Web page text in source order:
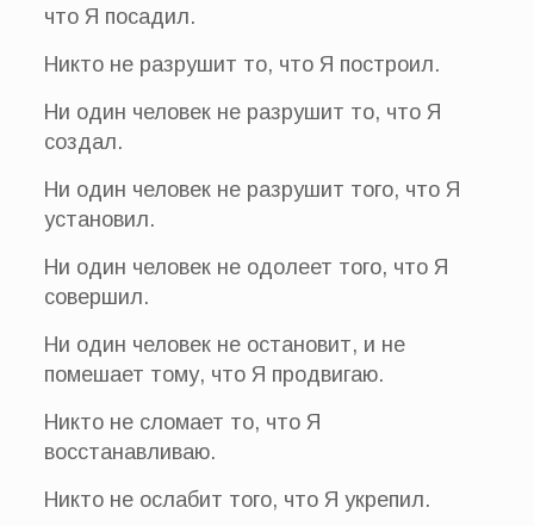
что Я посадил.
Никто не разрушит то, что Я построил.
Ни один человек не разрушит то, что Я
создал.
Ни один человек не разрушит того, что Я
установил.
Ни один человек не одолеет того, что Я
совершил.
Ни один человек не остановит, и не
помешает тому, что Я продвигаю.
Никто не сломает то, что Я
восстанавливаю.
Никто не ослабит того, что Я укрепил.